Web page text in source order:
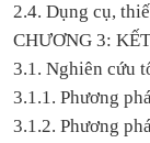
2.4. Dụng cụ,
CHƯƠNG 3:
3.1. Nghiên cứu
3.1.1. Phương
3.1.2. Phương